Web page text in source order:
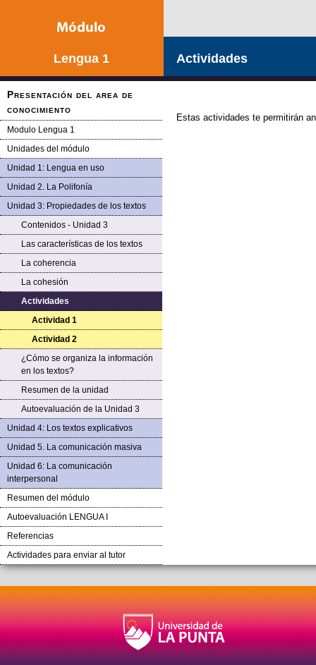
Lengua 1
Presentación del area de
conocimiento
Modulo Lengua 1
Unidades del módulo
Unidad 1: Lengua en uso
Unidad 2. La Polifonía
Unidad 3: Propiedades de los textos
Contenidos - Unidad 3
Las características de los textos
La coherencia
La cohesión
Actividades
Actividad 1
Actividad 2
¿Cómo se organiza la información
en los textos?
Resumen de la unidad
Autoevaluación de la Unidad 3
Unidad 4: Los textos explicativos
Unidad 5. La comunicación masiva
Unidad 6: La comunicación
interpersonal
Resumen del módulo
Autoevaluación LENGUA I
Referencias
Actividades para enviar al tutor
Actividades
Estas actividades te permitirán